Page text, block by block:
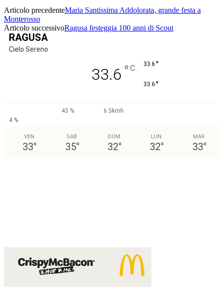
Articolo precedenteMaria Santissima Addolorata, grande festa a
Monterosso
Articolo successivoRagusa festeggia 100 anni di Scout
RAGUSA
Cielo Sereno
33.6 ° C 33.6 °
33.6 °
43 %
6.5kmh
4 %
VEN
33°
SAB
35°
DOM
32°
LUN
32°
MAR
33°